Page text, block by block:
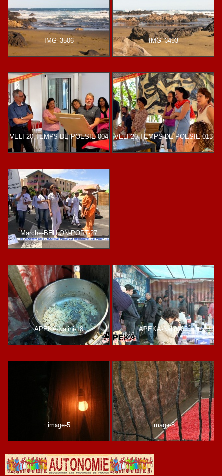
IMG_3506 IMG_3493
VELI-20-TEMPS-DE-POESIE-004 VELI-20-TEMPS-DE-POESIE-013
Marche-BELLON-PORT-27
APEKA-Nalini-18 APEKA-Nalini-02
image-5 image-8